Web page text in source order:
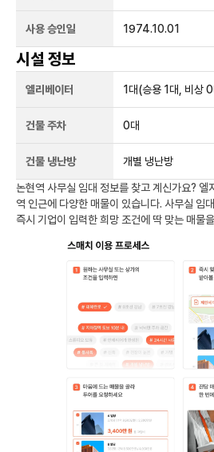
사용 승인일 1974.10.01
시설 정보
엘리베이터 1 대(승용 1대, 비상
건물 주차 0대
건물 냉난방 개별 냉난방
논현역 사무실 임대 정보를 찾고 계신가요? 엘
역 인근에 다양한 매물이 있습니다. 사무실 임
즉시 기업이 입력한 희망 조건에 딱 맞는 매물